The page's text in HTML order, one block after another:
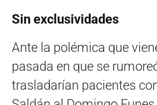
Sin exclusividades
Ante la polémica que
pasada en que se
trasladarían pacientes